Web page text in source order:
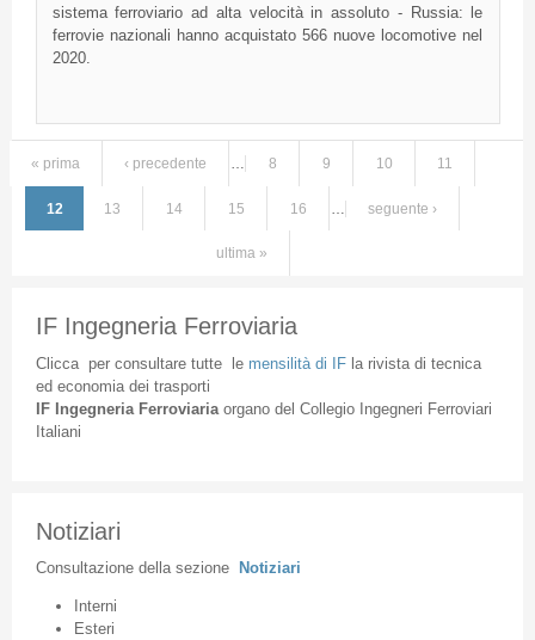
sistema ferroviario ad alta velocità in assoluto - Russia: le
ferrovie nazionali hanno acquistato 566 nuove locomotive nel
2020.
Pagine
« prima ‹ precedente 8 9 10 11
12 13 14 15 16 seguente ›
ultima »
IF Ingegneria Ferroviaria
Cliccaper consultare tuttele mensilità di IFla rivista di tecnica
ed economia dei trasporti
IF Ingegneria Ferroviaria organodel Collegio Ingegneri Ferroviari
Italiani
Notiziari
Consultazione della sezione Notiziari
Interni
Esteri